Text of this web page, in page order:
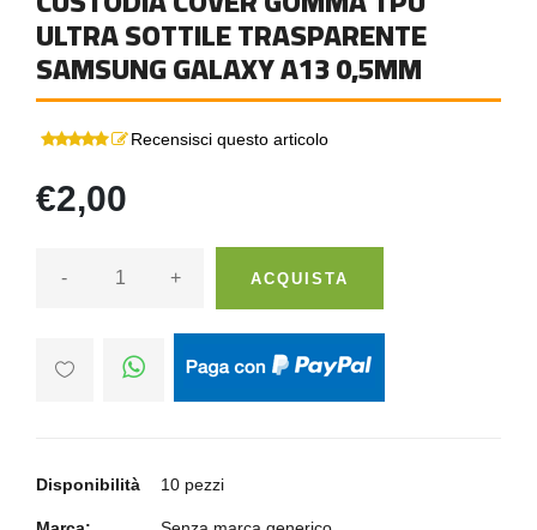
ULTRA SOTTILE TRASPARENTE
SAMSUNG GALAXY A13 0,5MM
Recensisci questo articolo
€2,00
- + ACQUISTA
Disponibilità 10 pezzi